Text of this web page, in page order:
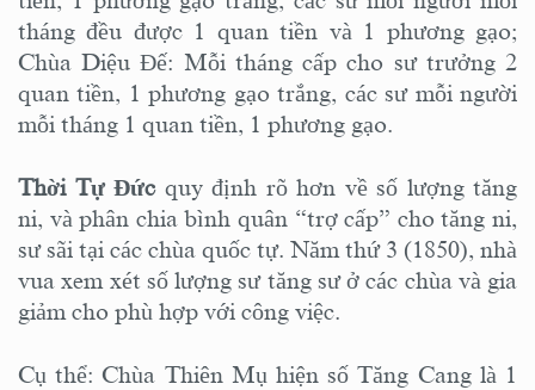
tháng đều được 1 quan tiền và 1 phương gạo;
Chùa Diệu Đế: Mỗi tháng cấp cho sư trưởng 2
quan tiền, 1 phương gạo trắng, các sư mỗi người
mỗi tháng 1 quan tiền, 1 phương gạo.
Thời Tự Đức quy định rõ hơn về số lượng tăng
ni, và phân chia bình quân “trợ cấp” cho tăng ni,
sư sãi tại các chùa quốc tự. Năm thứ 3 (1850), nhà
vua xem xét số lượng sư tăng sư ở các chùa và gia
giảm cho phù hợp với công việc.
Cụ thể: Chùa Thiên Mụ hiện số Tăng Cang là 1